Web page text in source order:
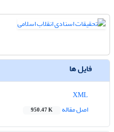
فایل ها
اصل مقاله
950.47 K